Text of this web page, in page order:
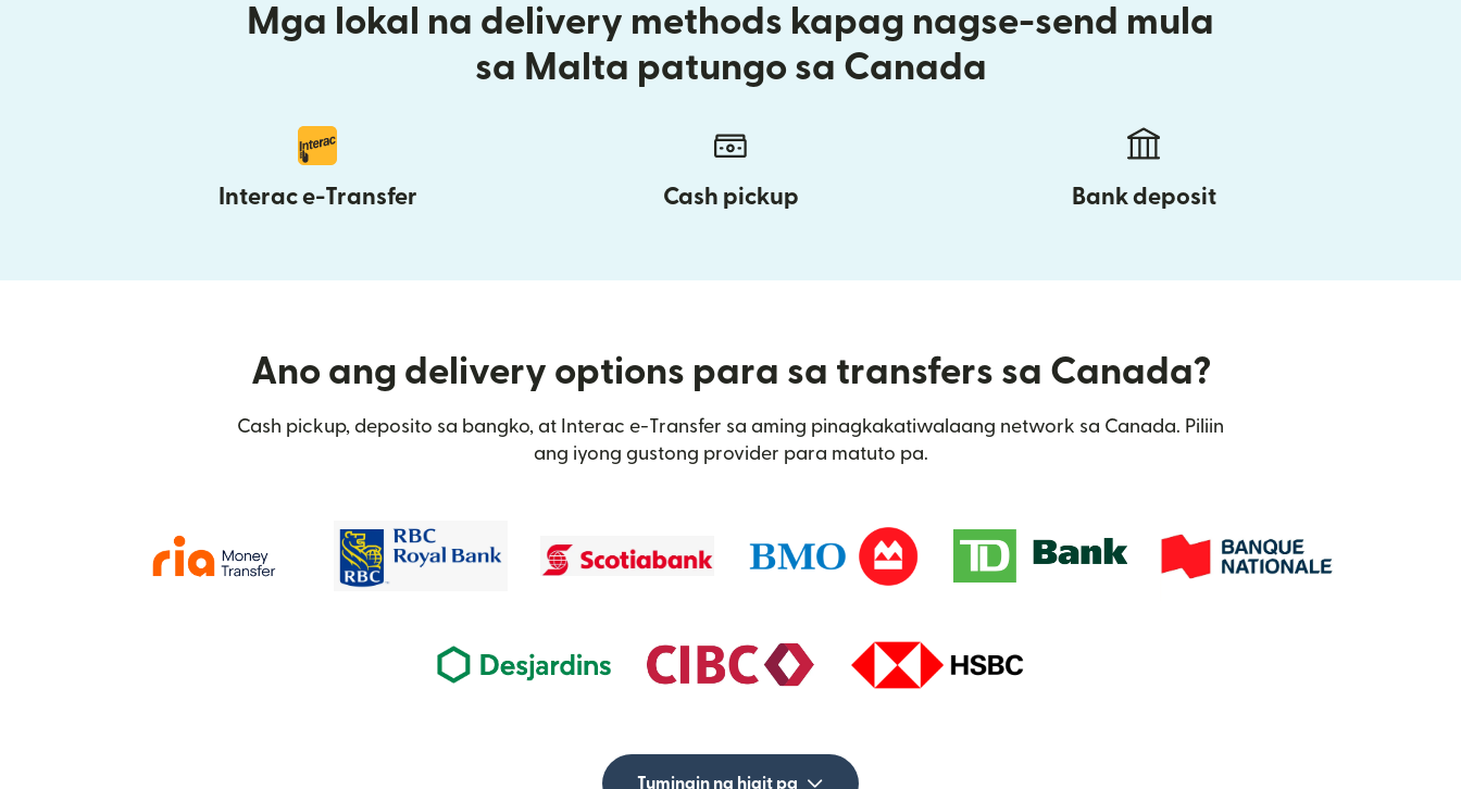
Mga lokal na delivery methods kapag nagse-send mula
sa Malta patungo sa Canada
Interac e-Transfer Cash pickup Bank deposit
Ano ang delivery options para sa transfers sa Canada?
Cash pickup, deposito sa bangko, at Interac e-Transfer sa aming pinagkakatiwalaang network sa Canada. Piliin
ang iyong gustong provider para matuto pa.
Tumingin ng higit pa